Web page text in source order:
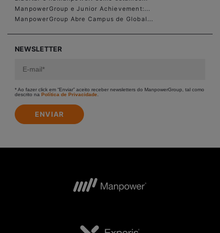
ManpowerGroup e Junior Achievement:...
ManpowerGroup Abre Campus de Global...
NEWSLETTER
* Ao fazer click em “Enviar” aceito receber newsletters do ManpowerGroup, tal como
descrito na Política de Privacidade